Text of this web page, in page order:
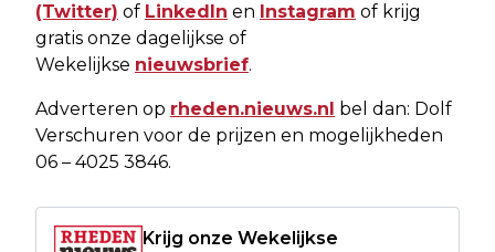
(Twitter) of LinkedIn en Instagram of krijg
gratis onze dagelijkse of
Wekelijkse nieuwsbrief.
Adverteren op rheden.nieuws.nl bel dan: Dolf
Verschuren voor de prijzen en mogelijkheden
06 – 4025 3846.
Krijg onze Wekelijkse